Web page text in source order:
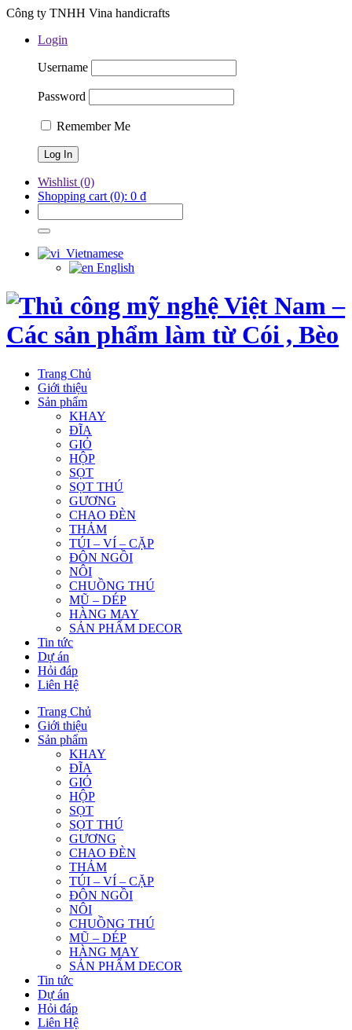
Công ty TNHH Vina handicrafts
Login
Username
Password
Remember Me
Wishlist (0)
Shopping cart (0): 0 ₫
Vietnamese
English
Trang Chủ
Giới thiệu
Sản phẩm
KHAY
ĐĨA
GIỎ
HỘP
SỌT
SỌT THÚ
GƯƠNG
CHAO ĐÈN
THẢM
TÚI – VÍ – CẶP
ĐÔN NGỒI
NÔI
CHUỒNG THÚ
MŨ – DÉP
HÀNG MAY
SẢN PHẨM DECOR
Tin tức
Dự án
Hỏi đáp
Liên Hệ
Trang Chủ
Giới thiệu
Sản phẩm
KHAY
ĐĨA
GIỎ
HỘP
SỌT
SỌT THÚ
GƯƠNG
CHAO ĐÈN
THẢM
TÚI – VÍ – CẶP
ĐÔN NGỒI
NÔI
CHUỒNG THÚ
MŨ – DÉP
HÀNG MAY
SẢN PHẨM DECOR
Tin tức
Dự án
Hỏi đáp
Liên Hệ